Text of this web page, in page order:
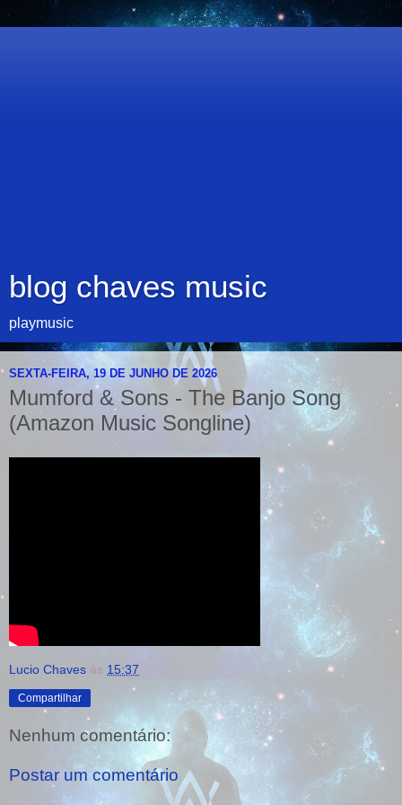
blog chaves music
playmusic
SEXTA-FEIRA, 19 DE JUNHO DE 2026
Mumford & Sons - The Banjo Song
(Amazon Music Songline)
Lucio Chaves às 15:37
Compartilhar
Nenhum comentário:
Postar um comentário